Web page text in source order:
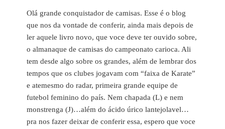
Olá grande conquistador de camisas. Esse é o blog
que nos da vontade de conferir, ainda mais depois de
ler aquele livro novo, que voce deve ter ouvido sobre,
o almanaque de camisas do campeonato carioca. Ali
tem desde algo sobre os grandes, além de lembrar dos
tempos que os clubes jogavam com “faixa de Karate”
e atemesmo do radar, primeira grande equipe de
futebol feminino do país. Nem chapada (L) e nem
monstrenga (J)…além do ácido úrico lantejolavel…
pra nos fazer deixar de conferir essa, espero que voce